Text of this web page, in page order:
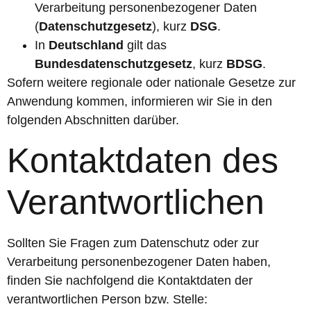
Verarbeitung personenbezogener Daten
(Datenschutzgesetz), kurz DSG.
In Deutschland gilt das
Bundesdatenschutzgesetz, kurz BDSG.
Sofern weitere regionale oder nationale Gesetze zur
Anwendung kommen, informieren wir Sie in den
folgenden Abschnitten darüber.
Kontaktdaten des
Verantwortlichen
Sollten Sie Fragen zum Datenschutz oder zur
Verarbeitung personenbezogener Daten haben,
finden Sie nachfolgend die Kontaktdaten der
verantwortlichen Person bzw. Stelle: